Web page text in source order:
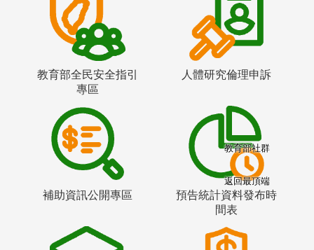
教育部全民安全指引
專區
人體研究倫理申訴
補助資訊公開專區
預告統計資料發布時
間表
教育部社群
返回最頂端